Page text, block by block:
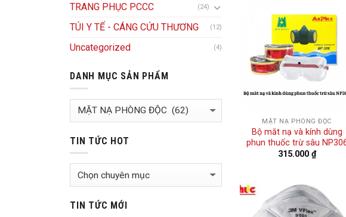
TRANG PHỤC PCCC (24)
TÚI Y TẾ - CÁNG CỨU THƯƠNG (12)
Uncategorized (4)
DANH MỤC SẢN PHẨM
TIN TỨC HOT
TIN
TỨC
TIN TỨC MỚI
MẶT NẠ PHÒNG ĐỘC
Bộ măt nạ và kính dùng
phun thuốc trừ sâu
315.000 ₫